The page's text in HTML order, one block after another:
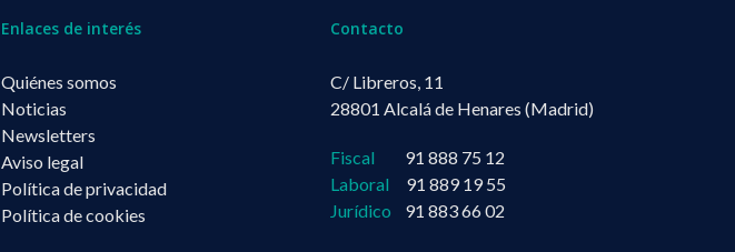
Enlaces de interés
Quiénes somos
Noticias
Newsletters
Aviso legal
Política de privacidad
Política de cookies
Contacto
C/ Libreros, 11
28801 Alcalá de Henares (Madrid)
Fiscal 91 888 75 12
Laboral 91 889 19 55
Jurídico 91 883 66 02